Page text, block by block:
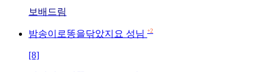
보배드림
밤송이로똥을닦았지요 성님 +2
[8]